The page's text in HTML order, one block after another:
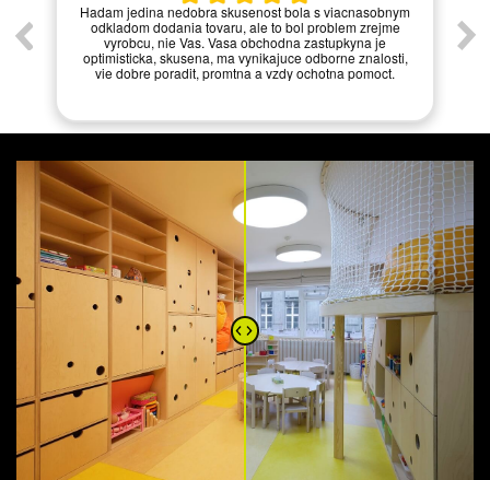
Hadam jedina nedobra skusenost bola s viacnasobnym
odkladom dodania tovaru, ale to bol problem zrejme
vyrobcu, nie Vas. Vasa obchodna zastupkyna je
optimisticka, skusena, ma vynikajuce odborne znalosti,
vie dobre poradit, promtna a vzdy ochotna pomoct.